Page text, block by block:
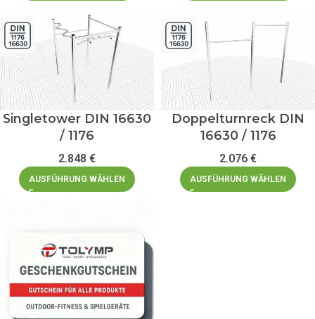
Singletower DIN 16630
/ 1176
2.848 €
AUSFÜHRUNG WÄHLEN
Doppelturnreck DIN
16630 / 1176
2.076 €
AUSFÜHRUNG WÄHLEN